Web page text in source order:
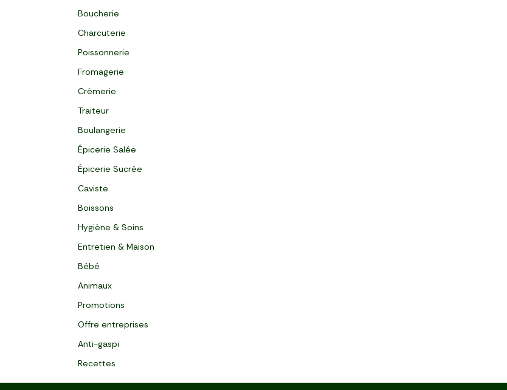
Boucherie
Charcuterie
Poissonnerie
Fromagerie
Crèmerie
Traiteur
Boulangerie
Épicerie Salée
Épicerie Sucrée
Caviste
Boissons
Hygiène & Soins
Entretien & Maison
Bébé
Animaux
Promotions
Offre entreprises
Anti-gaspi
Recettes